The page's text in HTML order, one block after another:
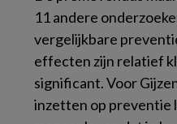
11 andere
vergelijkbare
effecten zijn relatief
significant. Voor
inzetten op preventie